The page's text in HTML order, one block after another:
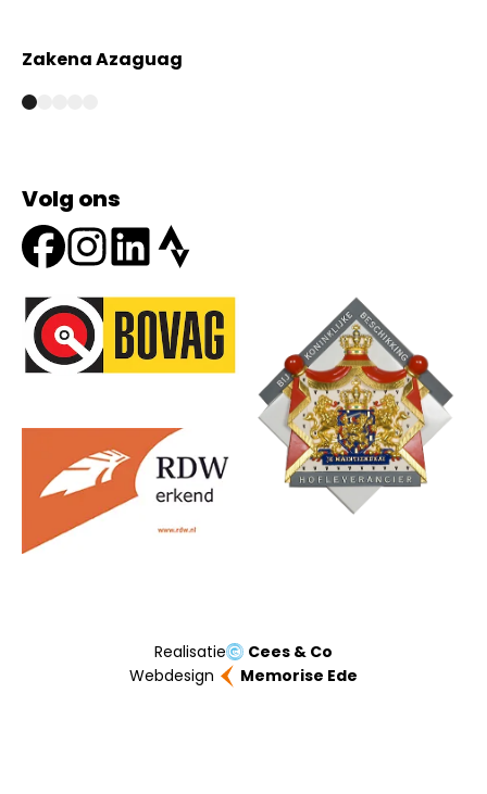
Zakena Azaguag
Volg ons
Onze partners
Realisatie
Cees & Co
Webdesign
Memorise Ede